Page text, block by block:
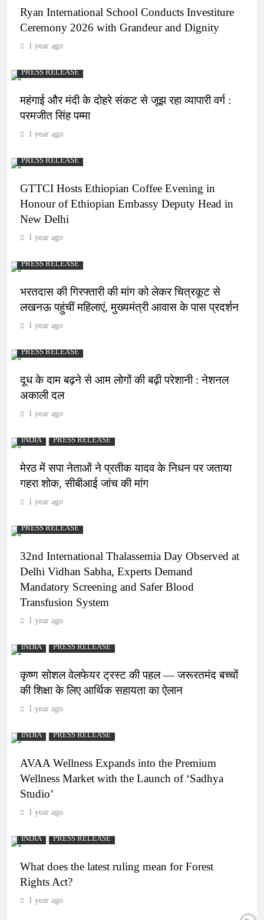
Ryan International School Conducts Investiture
Ceremony 2026 with Grandeur and Dignity
1 year ago
PRESS RELEASE
महंगाई और मंदी के दोहरे संकट से जूझ रहा व्यापारी वर्ग :
परमजीत सिंह पम्मा
1 year ago
PRESS RELEASE
GTTCI Hosts Ethiopian Coffee Evening in
Honour of Ethiopian Embassy Deputy Head in
New Delhi
1 year ago
PRESS RELEASE
भरतदास की गिरफ्तारी की मांग को लेकर चित्रकूट से
लखनऊ पहुंचीं महिलाएं, मुख्यमंत्री आवास के पास प्रदर्शन
1 year ago
PRESS RELEASE
दूध के दाम बढ़ने से आम लोगों की बढ़ी परेशानी : नेशनल
अकाली दल
1 year ago
INDIA PRESS RELEASE
मेरठ में सपा नेताओं ने प्रतीक यादव के निधन पर जताया
गहरा शोक, सीबीआई जांच की मांग
1 year ago
PRESS RELEASE
32nd International Thalassemia Day Observed at
Delhi Vidhan Sabha, Experts Demand
Mandatory Screening and Safer Blood
Transfusion System
1 year ago
INDIA PRESS RELEASE
कृष्ण सोशल वेलफेयर ट्रस्ट की पहल — जरूरतमंद बच्चों
की शिक्षा के लिए आर्थिक सहायता का ऐलान
1 year ago
INDIA PRESS RELEASE
AVAA Wellness Expands into the Premium
Wellness Market with the Launch of ‘Sadhya
Studio’
1 year ago
INDIA PRESS RELEASE
What does the latest ruling mean for Forest
Rights Act?
1 year ago